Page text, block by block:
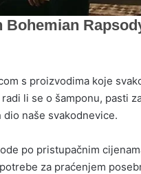
s proizvodima koje
li se o šamponu, pasti
naše svakodnevice.
po pristupačnim
za praćenjem